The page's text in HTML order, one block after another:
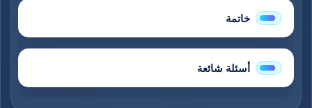
خاتمة
أسئلة شائعة